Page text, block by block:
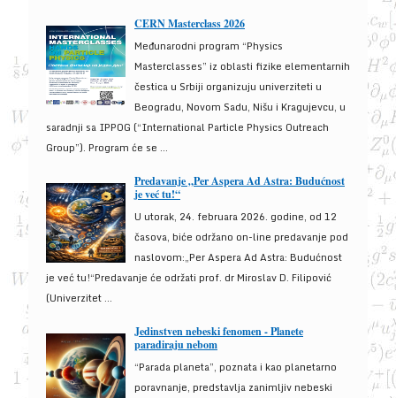
CERN Masterclass 2026
Međunarodni program “Physics
Masterclasses” iz oblasti fizike elementarnih
čestica u Srbiji organizuju univerziteti u
Beogradu, Novom Sadu, Nišu i Kragujevcu, u
saradnji sa IPPOG (“International Particle Physics Outreach
Group”). Program će se ...
Predavanje „Per Aspera Ad Astra: Budućnost
je već tu!“
U utorak, 24. februara 2026. godine, od 12
časova, biće održano on-line predavanje pod
naslovom:„Per Aspera Ad Astra: Budućnost
je već tu!“Predavanje će održati prof. dr Miroslav D. Filipović
(Univerzitet ...
Jedinstven nebeski fenomen - Planete
paradiraju nebom
“Parada planeta”, poznata i kao planetarno
poravnanje, predstavlja zanimljiv nebeski